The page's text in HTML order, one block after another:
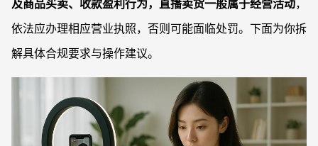
及商品买卖、收款盈利行为，直播卖货一般属于经营活动，
依法应办理相应营业执照，否则可能面临处罚。下面为你拆
解具体合规要求与操作建议。